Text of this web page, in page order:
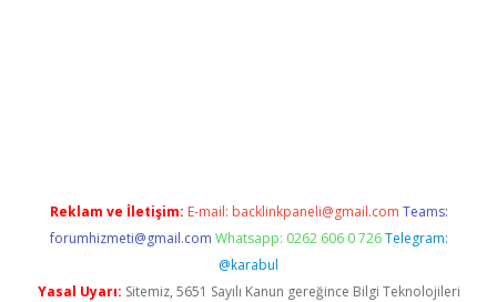
Reklam ve İletişim: E-mail: backlinkpaneli@gmail.com Teams:
forumhizmeti@gmail.com Whatsapp: 0262 606 0 726 Telegram:
@karabul
Yasal Uyarı: Sitemiz, 5651 Sayılı Kanun gereğince Bilgi Teknolojileri